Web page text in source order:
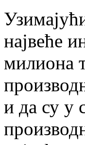
највеће
милиона
и да су у